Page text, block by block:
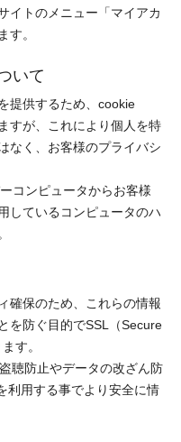
イトのメニュー「マイアカ
す。
いて
提供するため、cookie
すが、これにより個人を特
なく、お客様のプライバシ
コンピュータからお客様
しているコンピュータのハ
確保のため、これらの情報
を防ぐ目的でSSL（Secure
す。
聴防止やデータの改ざん防
利用する事でより安全に情